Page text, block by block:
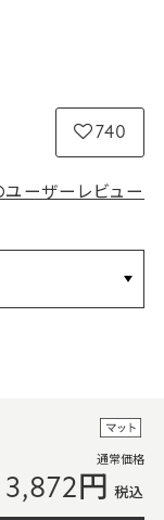
ユーザーレビュー
740
通常価格
3,872円 税込